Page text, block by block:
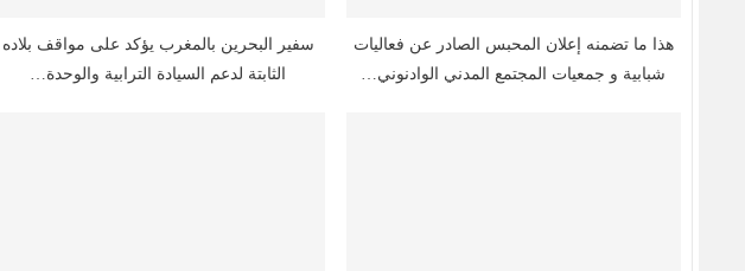
هذا ما تضمنه إعلان المحبس الصادر عن فعاليات
شبابية و جمعيات المجتمع المدني الوادنوني…
سفير البحرين بالمغرب يؤكد على مواقف بلاده
الثابتة لدعم السيادة الترابية والوحدة…